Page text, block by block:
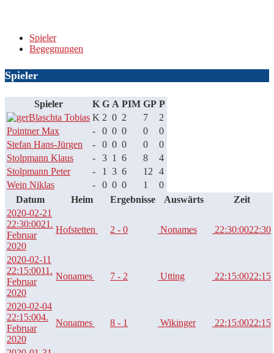
Spieler
Begegnungen
Spieler
Spieler K G A PIM GP P
Blaschta Tobias K 2 0 2 7
2
Pointner Max
- 0 0 0 0
0
Stefan Hans-Jürgen
- 0 0 0 0
0
Stolpmann Klaus
- 3 1 6 8
4
Stolpmann Peter
- 1 3 6 12
4
Wein Niklas
- 0 0 0 1
0
Datum
Heim Ergebnisse Auswärts
Zeit
2020-02-21
22:30:0021.
Februar
2020
Hofstetten 2 - 0 Nonames 22:30:0022:30
2020-02-11
22:15:0011.
Februar
2020
Nonames 7 - 2 Utting 22:15:0022:15
2020-02-04
22:15:004.
Februar
2020
Nonames 8 - 1 Wikinger 22:15:0022:15